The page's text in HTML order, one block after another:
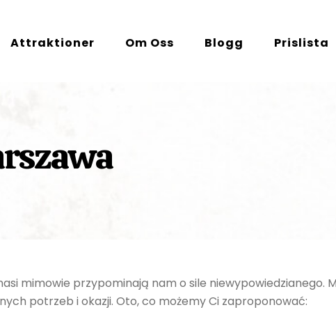
Attraktioner Om Oss Blogg Prislista
mimowie przypominają nam o sile niewypowiedzianego.
potrzeb i okazji. Oto, co możemy Ci zaproponować: